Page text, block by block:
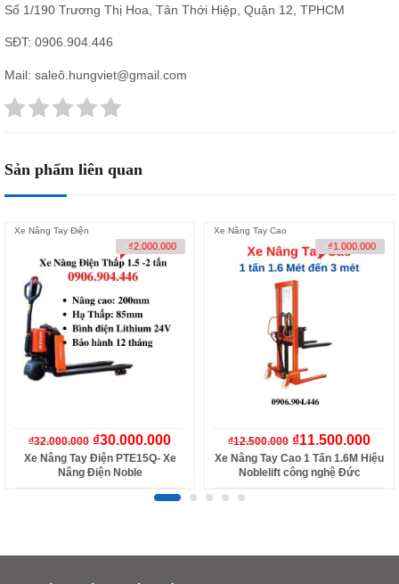
Số 1/190 Trương Thị Hoa, Tân Thới Hiệp, Quận 12, TPHCM
SĐT: 0906.904.446
Mail: saleô.hungviet@gmail.com
Sản phẩm liên quan
Xe Nâng Tay Điện
-₫2.000.000
₫32.000.000 ₫30.000.000
Xe Nâng Tay Điện PTE15Q- Xe
Nâng Điện Noble
Xe Nâng Tay Cao
-₫1.000.000
₫12.500.000 ₫11.500.000
Xe Nâng Tay Cao 1 Tấn 1.6M Hiệu
Noblelift công nghệ Đức